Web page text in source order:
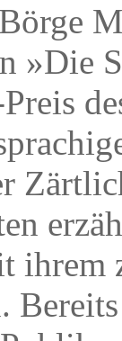
»Die
ihrem